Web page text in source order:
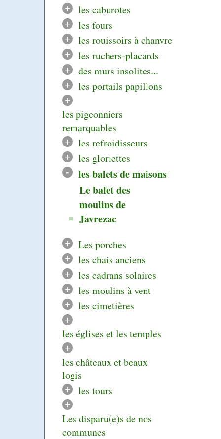
+
les caburotes
+
les fours
+
les rouissoirs à chanvre
+
les ruchers-placards
+
des murs insolites...
+
les portails papillons
+
les pigeonniers
remarquables
+
les refroidisseurs
+
les gloriettes
-
les balets de maisons
Le balet des
moulins de
Javrezac
+
Les porches
+
les chais anciens
+
les cadrans solaires
+
les moulins à vent
+
les cimetières
+
les églises et les temples
+
les châteaux et beaux
logis
+
les tours
+
Les disparu(e)s de nos
communes